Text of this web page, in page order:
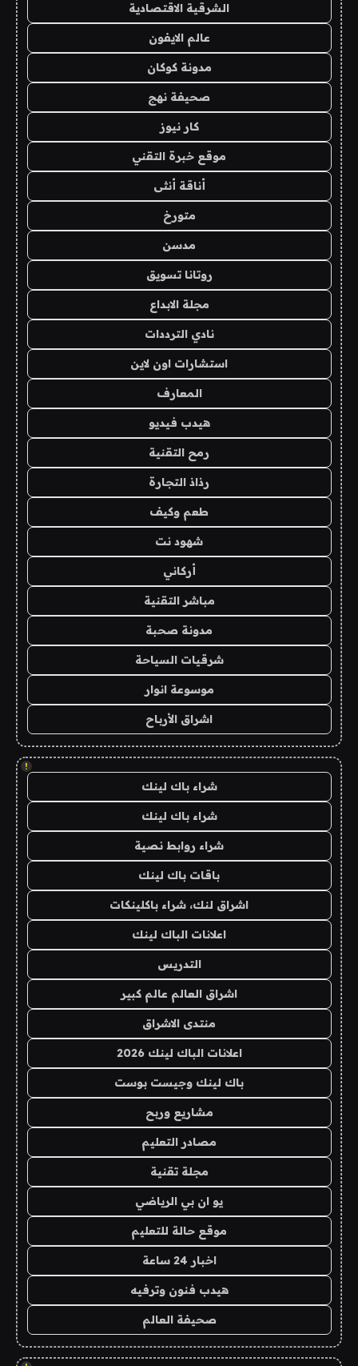
الشرقية الاقتصادية
عالم الايفون
مدونة كوكان
صحيفة نهج
كار نيوز
موقع خبرة التقني
أناقة أنثى
متورخ
مدسن
روتانا تسويق
مجلة الابداع
نادي الترددات
استشارات اون لاين
المعارف
هيدب فيديو
رمح التقنية
رذاذ التجارة
طعم وكيف
شهود نت
أركاني
مباشر التقنية
مدونة صحبة
شرقيات السياحة
موسوعة انوار
اشراق الأرباح
!
شراء باك لينك
شراء باك لينك
شراء روابط نصية
باقات باك لينك
اشراق لنك، شراء باكلينكات
اعلانات الباك لينك
التدريس
اشراق العالم عالم كبير
منتدى الاشراق
اعلانات الباك لينك 2026
باك لينك وجيست بوست
مشاريع وربح
مصادر التعليم
مجلة تقنية
يو ان بي الرياضي
موقع حالة للتعليم
اخبار 24 ساعة
هيدب فنون وترفيه
صحيفة العالم